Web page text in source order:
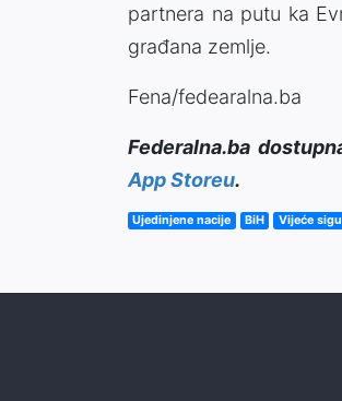
partnera na putu ka
građana zemlje.
Fena/fedearalna.ba
Federalna.ba
App Storeu.
Ujedinjene nacije BiH Vijeće